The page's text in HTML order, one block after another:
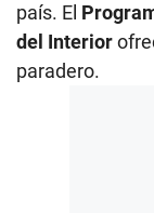
país. El
del Interior
paradero.